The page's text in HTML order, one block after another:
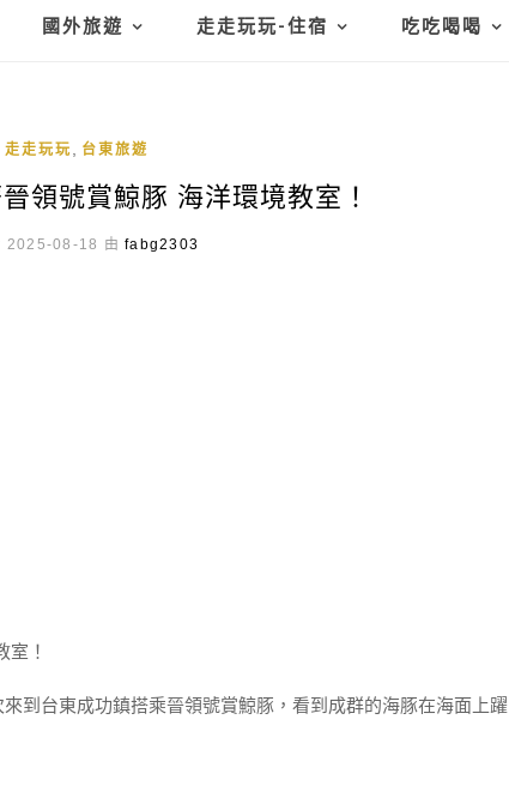
國外旅遊 走走玩玩-住宿 吃吃喝喝
走走玩玩 台東旅遊
領號賞鯨豚 海洋環境教室！
2025-08-18 由fabg2303
到台東成功鎮搭乘晉領號賞鯨豚，看到成群的海豚在海面上躍